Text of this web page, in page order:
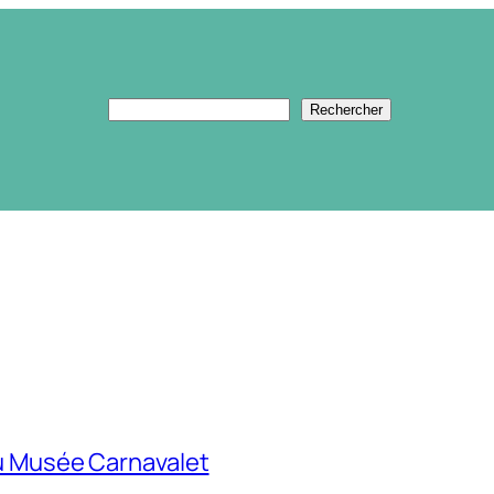
Rechercher Rechercher
Musée Carnavalet